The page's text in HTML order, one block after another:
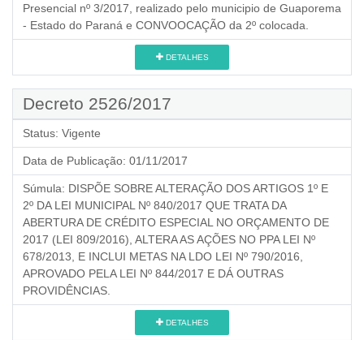
Presencial nº 3/2017, realizado pelo municipio de Guaporema
- Estado do Paraná e CONVOOCAÇÃO da 2º colocada.
DETALHES
Decreto 2526/2017
Status: Vigente
Data de Publicação: 01/11/2017
Súmula: DISPÕE SOBRE ALTERAÇÃO DOS ARTIGOS 1º E
2º DA LEI MUNICIPAL Nº 840/2017 QUE TRATA DA
ABERTURA DE CRÉDITO ESPECIAL NO ORÇAMENTO DE
2017 (LEI 809/2016), ALTERA AS AÇÕES NO PPA LEI Nº
678/2013, E INCLUI METAS NA LDO LEI Nº 790/2016,
APROVADO PELA LEI Nº 844/2017 E DÁ OUTRAS
PROVIDÊNCIAS.
DETALHES